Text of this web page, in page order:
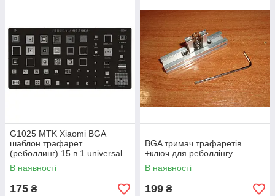
G1025 MTK Xiaomi BGA
шаблон трафарет
(реболлинг) 15 в 1 universal
MT6589WK MT6517A
MT6577A (PRC) PM8921
В наявності
175 ₴
BGA тримач трафаретів
+ключ для реболлінгу
В наявності
199 ₴